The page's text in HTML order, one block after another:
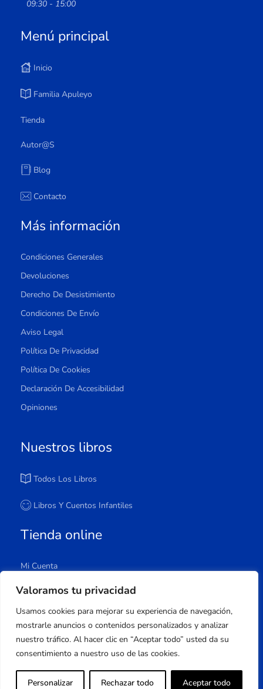
Valoramos tu privacidad
Usamos cookies para mejorar su experiencia de navegación,
mostrarle anuncios o contenidos personalizados y analizar
nuestro tráfico. Al hacer clic en “Aceptar todo” usted da su
consentimiento a nuestro uso de las cookies.
Personalizar Rechazar todo Aceptar todo
09:30 - 15:00
Menú principal
Inicio
Familia Apuleyo
Tienda
Autor@s
Blog
Contacto
Más información
Condiciones Generales
Devoluciones
Derecho De Desistimiento
Condiciones De Envío
Aviso Legal
Política De Privacidad
Política De Cookies
Declaración De Accesibilidad
Opiniones
Nuestros libros
Todos Los Libros
Libros Y Cuentos Infantiles
Tienda online
Mi Cuenta
Carrito
Lista De Deseos
Copyright © 2023 Apuleyo Ediciones | Desarrollo